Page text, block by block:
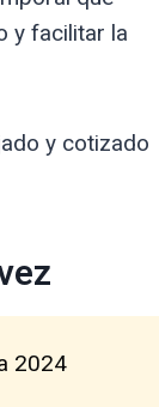
y facilitar la
y cotizado
2024